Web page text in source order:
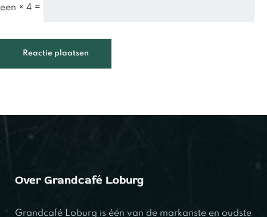
een × 4 =
Over Grandcafé Loburg
Grandcafé Loburg is één van de markanste en oudste